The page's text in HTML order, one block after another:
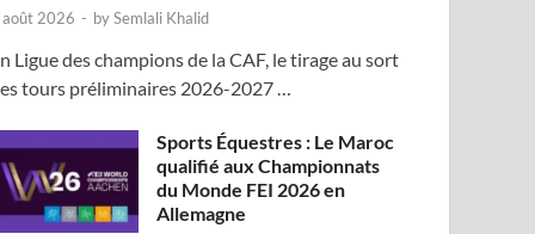
2026 - bySemlali Khalid
Ligue des champions de la CAF, le tirage au sort
tours préliminaires 2026-2027 …
Sports Équestres : Le Maroc
qualifié aux Championnats
du Monde FEI 2026 en
Allemagne